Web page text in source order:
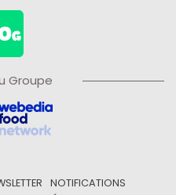
Groupe
NOTIFICATIONS